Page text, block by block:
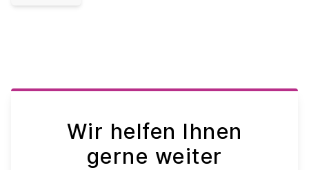
Wir helfen Ihnen
gerne weiter